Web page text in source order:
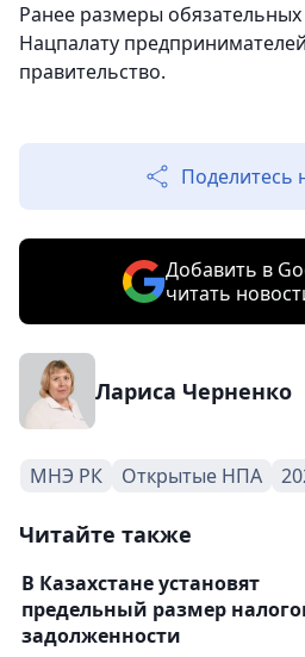
Ранее размеры обязательных
Нацпалату предпринимателей
правительство.
Поделитесь
Добавить в
читать
Лариса Черненко
МНЭ РК Открытые НПА
Читайте также
В Казахстане установят
предельный размер
задолженности